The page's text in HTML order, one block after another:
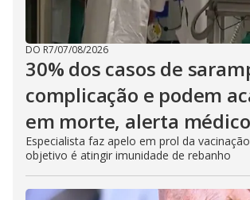
DO R7/07/08/2026
30% dos casos de
complicação e podem
em morte, alerta médico
Especialista faz apelo em prol da
objetivo é atingir imunidade de rebanho